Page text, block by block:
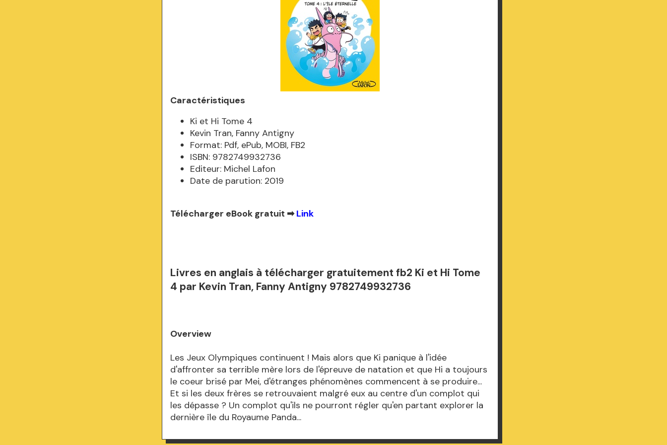
Caractéristiques
Ki et Hi Tome 4
Kevin Tran, Fanny Antigny
Format: Pdf, ePub, MOBI, FB2
ISBN: 9782749932736
Editeur: Michel Lafon
Date de parution: 2019
Télécharger eBook gratuit ➡Link
Livres en anglais à télécharger gratuitement fb2 Ki et Hi Tome
4 par Kevin Tran, Fanny Antigny 9782749932736
Overview
Les Jeux Olympiques continuent ! Mais alors que Ki panique à l'idée
d'affronter sa terrible mère lors de l'épreuve de natation et que Hi a toujours
le coeur brisé par Mei, d'étranges phénomènes commencent à se produire...
Et si les deux frères se retrouvaient malgré eux au centre d'un complot qui
les dépasse ? Un complot qu'ils ne pourront régler qu'en partant explorer la
dernière île du Royaume Panda...